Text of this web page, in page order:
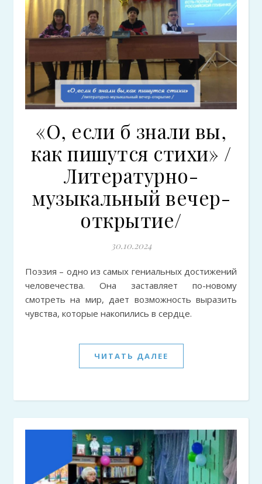
«О, если б знали вы,
как пишутся стихи» /
Литературно-
музыкальный вечер-
открытие/
30.10.2024
Поэзия – одно из самых гениальных достижений
человечества. Она заставляет по-новому
смотреть на мир, дает возможность выразить
чувства, которые накопились в сердце.
ЧИТАТЬ ДАЛЕЕ